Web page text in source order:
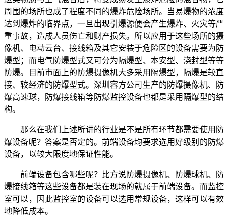
周围的场所也成了程度不同的爆炸危险场所。当易爆物的浓度
达到爆炸的临界点，一旦出现引爆源便会产生爆炸、火灾等严
重事故，造成人员伤亡和财产损失。所以应用于这些场所的摄
像机、电动云台、接线箱及其它安装于危险区的设备需要为防
爆型；而电气防爆型式又可分为隔爆型、本安型、浇封型等等
防爆。目前市面上的防爆摄像机大多采用隔爆型，隔爆是较直
接、较经济的防爆型式。深圳容方公司生产的防爆摄像机、防
爆高速球，防爆接线箱等防爆监控设备也都是采用隔爆型的结
构。
那么在我们上述所讲的行业是不是所有环节都需要使用防
爆设备呢？答案是否定的。前端设备均要求选用好级别的防爆
设备，以较大限度地保证性能。
前端设备包含哪些呢？比方说防爆摄像机、防爆球机、防
爆接线箱等这些设备都是装在现场的就属于前端设备。而监控
室可以，因此监控室的设备可以选用常规设备，这样可以有效
地降低成本。